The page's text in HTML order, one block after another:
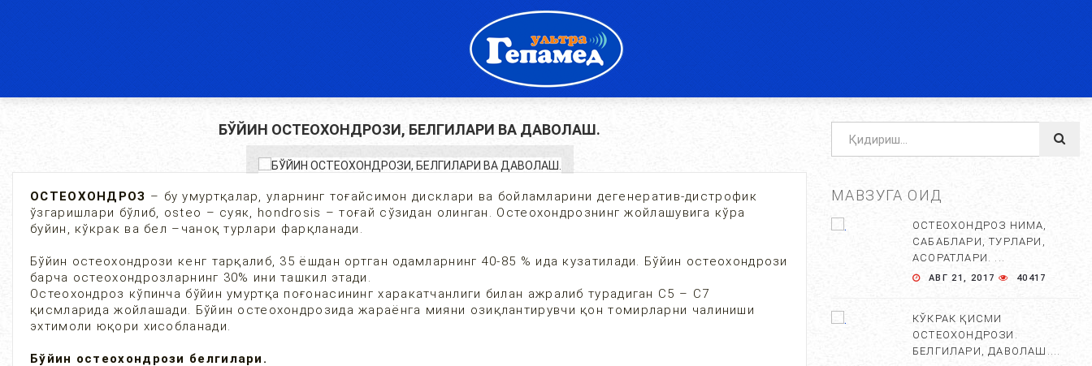
БЎЙИН ОСТЕОХОНДРОЗИ, БЕЛГИЛАРИ ВА ДАВОЛАШ.
ОСТЕОХОНДРОЗ – бу умуртқалар, уларнинг тоғайсимон дисклари ва бойламларини дегенератив-дистрофик
ўзгаришлари бўлиб, osteo – суяк, hondrosis – тоғай сўзидан олинган. Остеохондрознинг жойлашувига кўра
буйин, кўкрак ва бел –чаноқ турлари фарқланади.
Бўйин остеохондрози кенг тарқалиб, 35 ёшдан ортган одамларнинг 40-85 % ида кузатилади. Бўйин остеохондрози
барча остеохондрозларнинг 30% ини ташкил этади.
Остеохондроз кўпинча бўйин умуртқа поғонасининг харакатчанлиги билан ажралиб турадиган С5 – С7
қисмларида жойлашади. Бўйин остеохондрозида жараёнга мияни озиқлантирувчи қон томирларни чалиниши
эхтимоли юқори хисобланади.
Бўйин остеохондрози белгилари.
МАВЗУГА ОИД
ОСТЕОХОНДРОЗ НИМА,
САБАБЛАРИ, ТУРЛАРИ,
АСОРАТЛАРИ. ...
АВГ 21, 2017 40417
КЎКРАК ҚИСМИ
ОСТЕОХОНДРОЗИ.
БЕЛГИЛАРИ, ДАВОЛАШ....